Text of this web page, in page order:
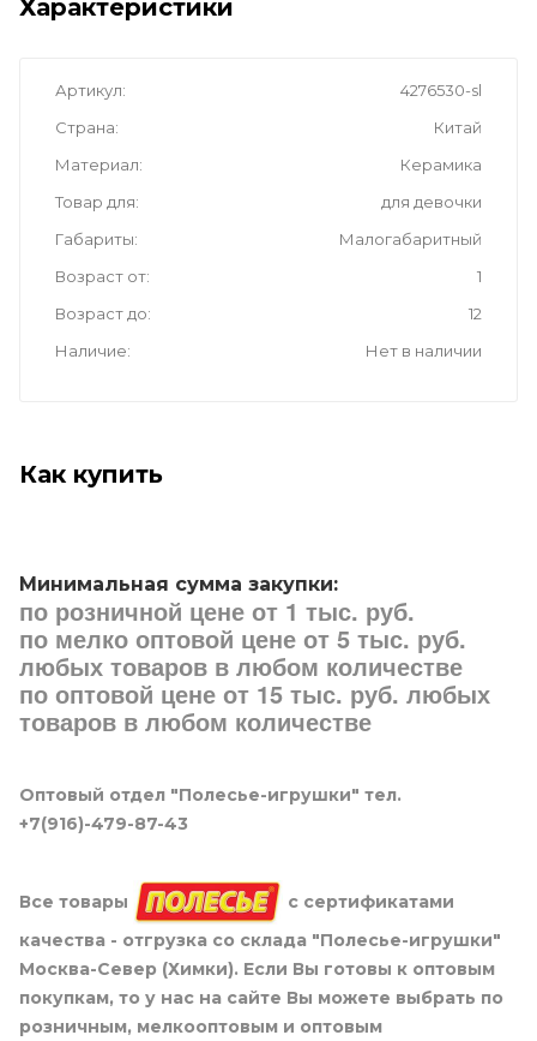
Характеристики
Артикул
4276530-sl
Страна
Китай
Материал
Керамика
Товар для
для девочки
Габариты
Малогабаритный
Возраст от
1
Возраст до
12
Наличие
Нет в наличии
Как купить
Минимальная сумма закупки:
по розничной цене от 1 тыс. руб.
по мелко оптовой цене от 5 тыс. руб.
любых товаров в любом количестве
по оптовой цене от 15 тыс. руб. любых
товаров в любом количестве
Оптовый отдел "Полесье-игрушки" тел.
+7(916)-479-87-43
Все товары
с сертификатами
качества - отгрузка со склада "Полесье-игрушки"
Москва-Север (Химки). Если Вы готовы к оптовым
покупкам, то у нас на сайте Вы можете выбрать по
розничным, мелкооптовым и оптовым